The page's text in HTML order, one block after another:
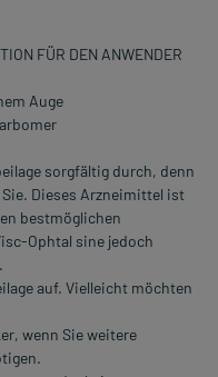
FÜR DEN ANWENDER
Auge
sorgfältig durch, denn
Dieses Arzneimittel ist
bestmöglichen
Ophtal sine jedoch
auf. Vielleicht möchten
wenn Sie weitere